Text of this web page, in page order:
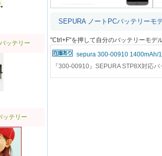
ッテリー
ッテリー
SEPURA ノートPCバッテリーモ
"Ctrl+F"を押して自分のバッテリーモデ
sepura 300-00910 1400mAh/
『300-00910』SEPURA STP8X対応バ